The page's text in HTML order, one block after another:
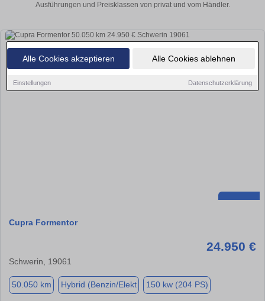
Alle Cookies akzeptieren Alle Cookies ablehnen
Einstellungen Datenschutzerklärung
Ausführungen und Preisklassen von privat und vom Händler.
Cupra Formentor
24.950 €
Schwerin, 19061
50.050 km Hybrid (Benzin/Elekt 150 kw (204 PS)